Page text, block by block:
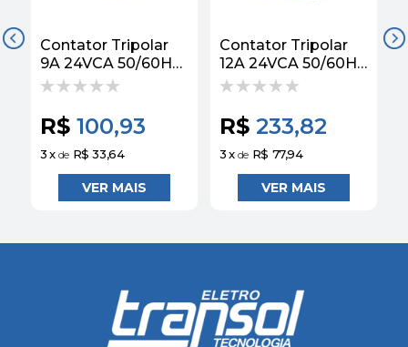
Contator Tripolar
9A 24VCA 50/60HZ
1NA C Bloc
3TS30100AC2
Siemens
R$ 100,93
3x de R$ 33,64
Contator Tripolar
12A 24VCA 50/60HZ
1NA 3RT20171AB01
R$ 233,82
3x de R$ 77,94